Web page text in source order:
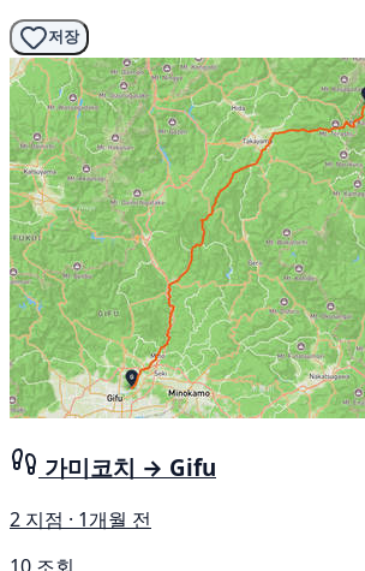
저장
가미코치 → Gifu
2 지점 · 1개월 전